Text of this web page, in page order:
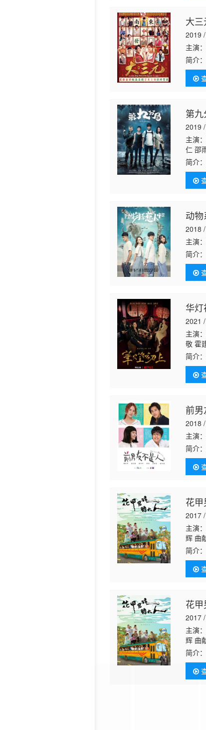
大三
2019
主演
简介
挣扎
的黑
第
2019
主演
仁 邵
简介
偵探
帶菜
动
2018
主演
简介：
立、
爱中
华灯
2021
主演
敬 霍
君茹
简介：
与个
以为
前
2018
主演
简介
個男
中的
花
2017
主演
辉 曲
简介：
台、
钟影
花
2017
主演
辉 曲
简介：
杰辉
后共